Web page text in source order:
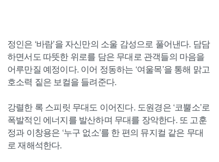
정인은 ‘바람’을 자신만의 소울 감성으로 풀어낸다. 담담
하면서도 따뜻한 위로를 담은 무대로 관객들의 마음을
어루만질 예정이다. 이어 정동하는 ‘여울목’을 통해 맑고
호소력 짙은 보컬을 들려준다.
강렬한 록 스피릿 무대도 이어진다. 도원경은 ‘코뿔소’로
폭발적인 에너지를 발산하며 무대를 장악한다. 또 고훈
정과 이창용은 ‘누구 없소’를 한 편의 뮤지컬 같은 무대
로 재해석한다.